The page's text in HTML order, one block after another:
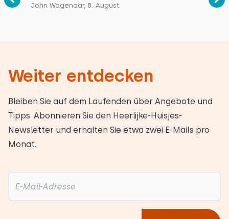
John Wagenaar, 8. August
Weiter entdecken
Bleiben Sie auf dem Laufenden über Angebote und
Tipps. Abonnieren Sie den Heerlijke-Huisjes-
Newsletter und erhalten Sie etwa zwei E-Mails pro
Monat.